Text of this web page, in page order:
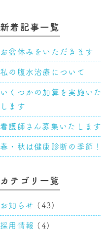
新着記事一覧
お盆休みをいただきます
私の腹水治療について
いくつかの加算を実施いた
します
看護師さん募集いたします
春・秋は健康診断の季節！
カテゴリ一覧
お知らせ (43)
採用情報 (4)